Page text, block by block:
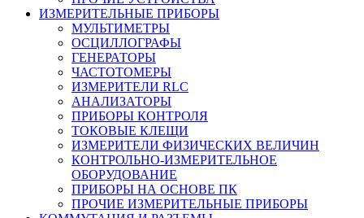
ИЗМЕРИТЕЛЬНЫЕ ПРИБОРЫ
МУЛЬТИМЕТРЫ
ОСЦИЛЛОГРАФЫ
ГЕНЕРАТОРЫ
ЧАСТОТОМЕРЫ
ИЗМЕРИТЕЛИ RLC
АНАЛИЗАТОРЫ
ПРИБОРЫ КОНТРОЛЯ
ТОКОВЫЕ КЛЕЩИ
ИЗМЕРИТЕЛИ ФИЗИЧЕСКИХ ВЕЛИЧИН
КОНТРОЛЬНО-ИЗМЕРИТЕЛЬНОЕ
ОБОРУДОВАНИЕ
ПРИБОРЫ НА ОСНОВЕ ПК
ПРОЧИЕ ИЗМЕРИТЕЛЬНЫЕ ПРИБОРЫ